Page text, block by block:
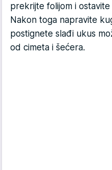
prekrijte folijom i
Nakon toga napravite
postignete slađi ukus
od cimeta i šećera.